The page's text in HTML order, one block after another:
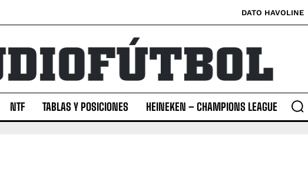
DATO HAVOLINE
NTF TABLAS Y POSICIONES HEINEKEN – CHAMPIONS LEAGUE